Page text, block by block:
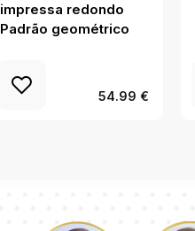
impressa redondo
Padrão geométrico
54.99 €